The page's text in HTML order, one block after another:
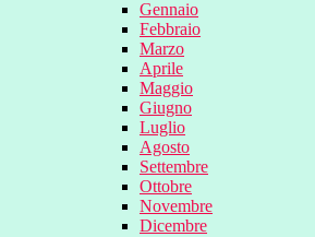
Gennaio
Febbraio
Marzo
Aprile
Maggio
Giugno
Luglio
Agosto
Settembre
Ottobre
Novembre
Dicembre